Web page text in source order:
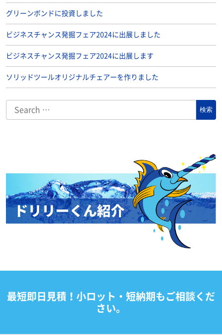
グリーンボンドに投資しました
ビジネスチャンス発掘フェア2024に出展しました
ビジネスチャンス発掘フェア2024に出展します
ソリッドツールオリジナルチェアーを作りました
最短即日見積！小ロット・短納期もご相談くだ
さい。